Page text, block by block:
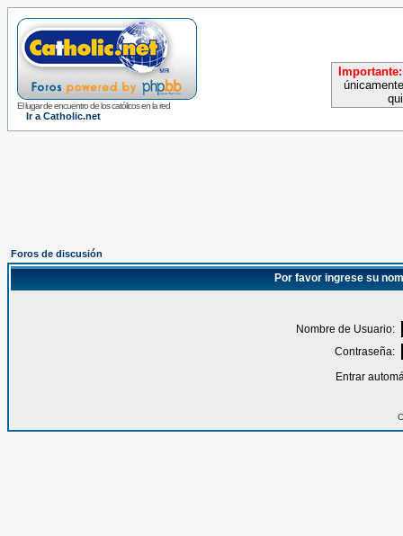
El lugar de encuentro de los católicos en la red
Ir a Catholic.net
Importante:
Foros de discusión
Por favor ingrese su
Nombre de Usuario:
Contraseña:
Entrar